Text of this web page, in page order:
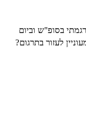
בסופ"ש וביום
לעזור בתרגום?